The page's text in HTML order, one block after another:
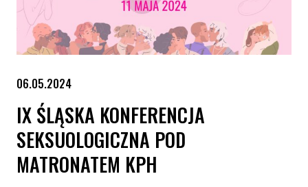
06.05.2024
IX ŚLĄSKA KONFERENCJA
SEKSUOLOGICZNA POD
MATRONATEM KPH